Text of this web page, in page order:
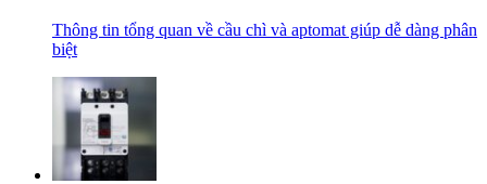
Thông tin tổng quan về cầu chì và aptomat giúp dễ dàng phân
biệt